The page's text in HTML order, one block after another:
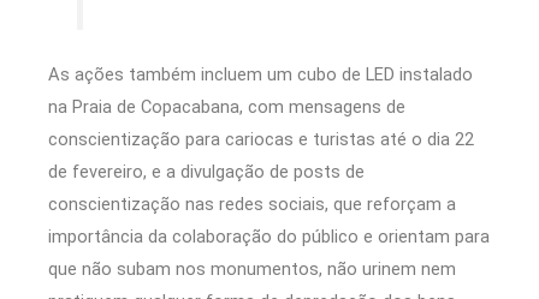
As ações também incluem um cubo de LED instalado
na Praia de Copacabana, com mensagens de
conscientização para cariocas e turistas até o dia 22
de fevereiro, e a divulgação de posts de
conscientização nas redes sociais, que reforçam a
importância da colaboração do público e orientam para
que não subam nos monumentos, não urinem nem